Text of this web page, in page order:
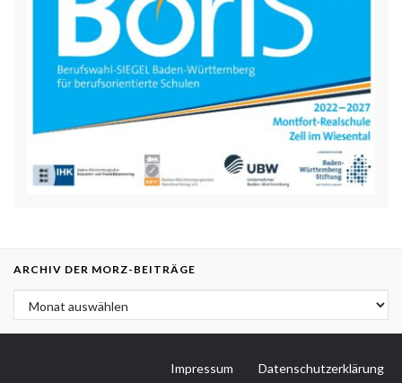
ARCHIV DER MORZ-BEITRÄGE
Archiv der MORZ-Beiträge
Impressum Datenschutzerklärung